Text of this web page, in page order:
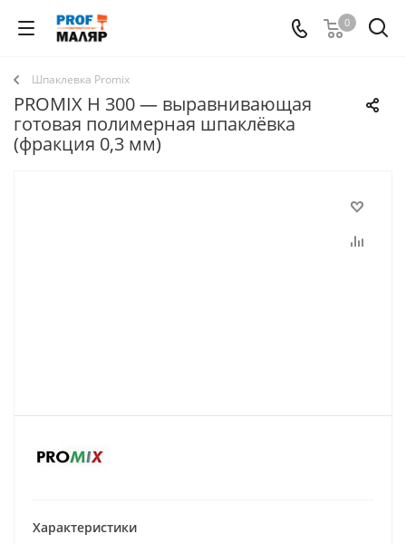
0
Шпаклевка Promix
PROMIX H 300 — выравнивающая
готовая полимерная шпаклёвка
(фракция 0,3 мм)
Характеристики